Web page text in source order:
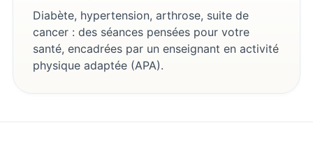
Diabète, hypertension, arthrose, suite de
cancer : des séances pensées pour votre
santé, encadrées par un enseignant en activité
physique adaptée (APA).